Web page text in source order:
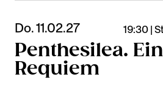
Do. 11.02.27 19:30 |
Penthesilea. Ein
Requiem